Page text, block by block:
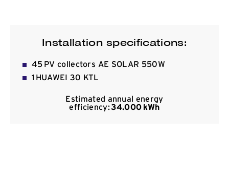
Kommunikation
Installation specifications:
45 PV collectors AE SOLAR 550W
1 HUAWEI 30 KTL
Estimated annual energy
efficiency:34.000 kWh